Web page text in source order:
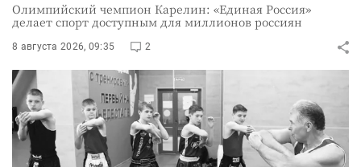
Олимпийский чемпион Карелин: «Единая Россия»
делает спорт доступным для миллионов россиян
8 августа 2026, 09:35 2